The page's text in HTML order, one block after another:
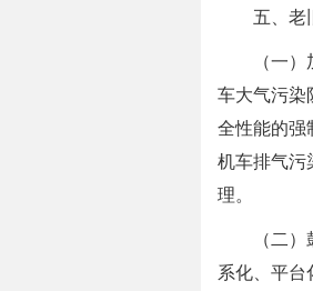
五、老
（一
车大气污染
全性能的强
机车排气污
理。
（二
系化、平台